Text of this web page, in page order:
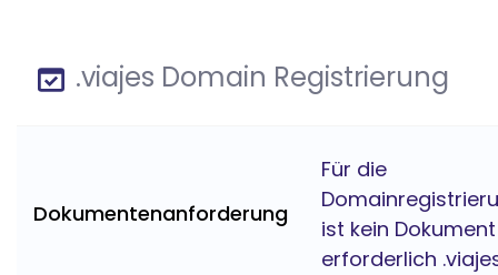
.viajes Domain Registrierung
Dokumentenanforderung
Für die
ist kein Dokument
erforderlich